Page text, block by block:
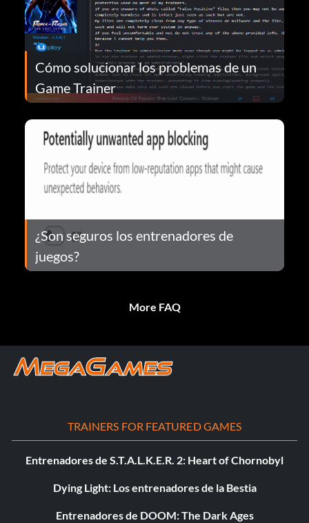
Cómo solucionar los problemas de un
Game Trainer
¿Son seguros los entrenadores de
juegos?
More FAQ
TRAINERS FOR FEATURED GAMES
Entrenadores de S.T.A.L.K.E.R. 2: Heart of Chornobyl
Dying Light: Los entrenadores de la Bestia
Entrenadores de DOOM: The Dark Ages